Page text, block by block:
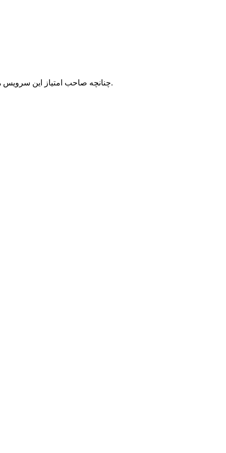
چنانچه صاحب امتیاز اینبا شرکت سرورپارس تماس حاصل نمایید.